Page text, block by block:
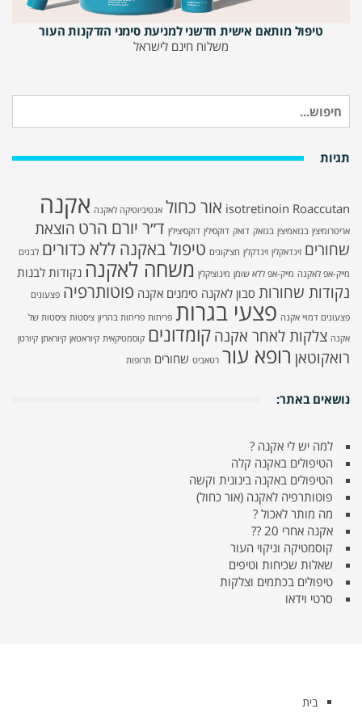
טיפול מותאם אישית חדשני למניעת סימני הזדקנות העור
משלוח חינם לישראל
עבור:
תגיות
isotretinoin Roaccutan אור כחול אנטיביוטיקה לאקנה אקנה
אריטרומיצין בנזאמיצין בנזאק דואק דוקסילין דוקסיצילין ד״ר יורם הרט הוצאת
שחורים זינדאקלין זינדקלין חצ׳קונים טיפול באקנה ללא כדורים לבנים
מייק-אפ לאקנה מייק-אפ ללא שומן מינוציקלין משחה לאקנה נקודות לבנות
נקודות שחורות סבון לאקנה סימנים אקנה פוטותרפיה פצעונים
פצעונים דמויי אקנה פצעי בגרות פריחות פריחות בהריון ציסטות ציסטות של
אקנה צלקות לאחר אקנה קומדונים קוסמטיקאית קיוראטאן קיוראתן קיורטן
רואקוטאן רופא עור רטאביט שחורים תרופות
נושאים באתר:
למה יש לי אקנה ?
הטיפולים באקנה קלה
הטיפולים באקנה בינונית וקשה
פוטותרפיה לאקנה (אור כחול)
מה מותר לאכול ?
אקנה אחרי 20 ??
קוסמטיקה וניקוי העור
שאלות שכיחות וטיפים
טיפולים בכתמים וצלקות
סרטי וידאו
בית